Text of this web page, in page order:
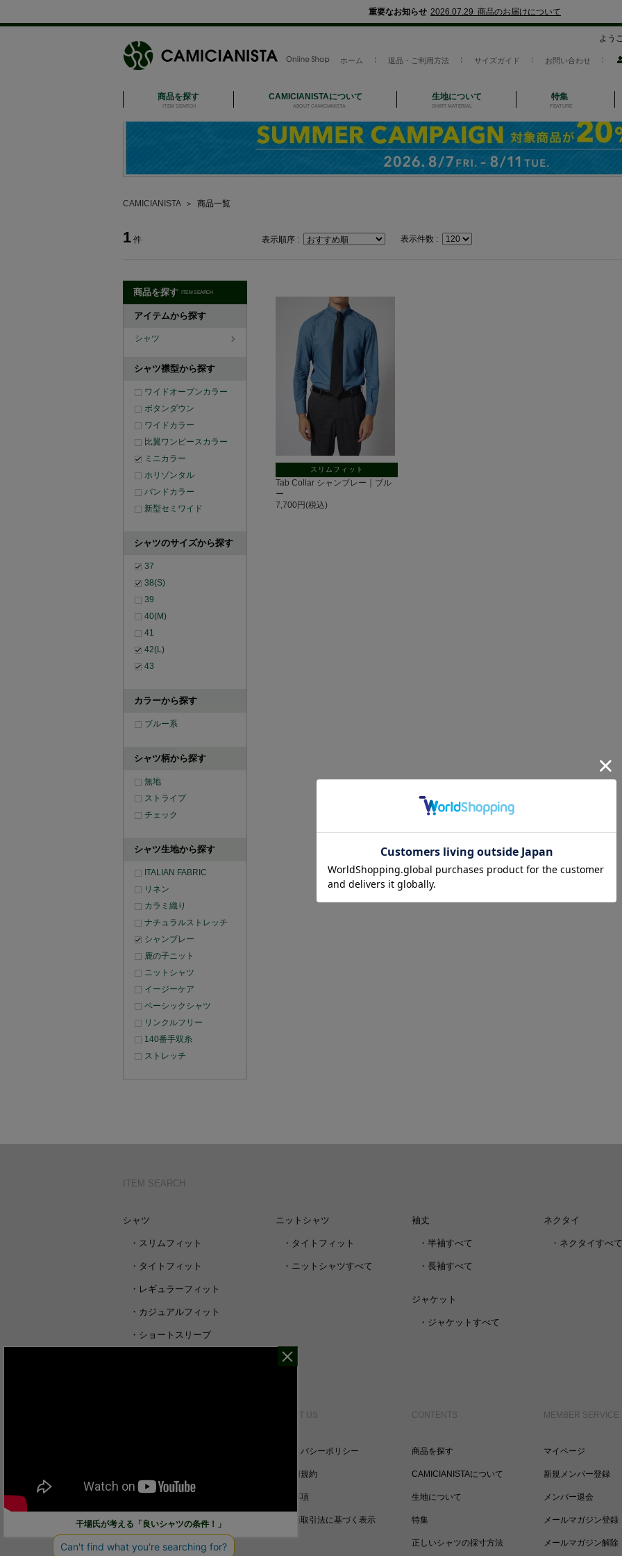
重要なお知らせ 2026.07.29 商品のお届けについて
よう
ホーム 返品・ご利用方法 サイズガイド お問い合わせ
商品を探す
ITEM SEARCH
CAMICIANISTAについて
ABOUT CAMICIANISTA
生地について
SHIRT MATERIAL
特集
FEATURE
CAMICIANISTA＞ 商品一覧
1 件 表示順序 : 表示件数 :
商品を探す ITEM SEARCH
アイテムから探す
シャツ
シャツ襟型から探す
ワイドオープンカラー
ボタンダウン
ワイドカラー
比翼ワンピースカラー
ミニカラー
ホリゾンタル
バンドカラー
新型セミワイド
シャツのサイズから探す
37
38(S)
39
40(M)
41
42(L)
43
カラーから探す
ブルー系
シャツ柄から探す
無地
ストライプ
チェック
シャツ生地から探す
ITALIAN FABRIC
リネン
カラミ織り
ナチュラルストレッチ
シャンブレー
鹿の子ニット
ニットシャツ
イージーケア
ベーシックシャツ
リンクルフリー
140番手双糸
ストレッチ
スリムフィット
Tab Collar シャンブレー｜ブル
ー
7,700円(税込)
ITEM SEARCH
シャツ
・ スリムフィット
・ タイトフィット
・ レギュラーフィット
・ カジュアルフィット
・ ショートスリーブ
ニットシャツ
・ タイトフィット
・ ニットシャツすべて
袖丈
・ 半袖すべて
・ 長袖すべて
ジャケット
・ ジャケットすべて
ネクタイ
・ ネクタイすべて
ご利用ガイド
お問い合わせ
ABOUT US
プライバシーポリシー
ご利用規約
免責事項
特定商取引法に基づく表示
CONTENTS
商品を探す
CAMICIANISTAについて
生地について
特集
正しいシャツの採寸方法
MEMBER SERVICE
マイページ
新規メンバー登録
メンバー退会
メールマガジン登録
メールマガジン解除
干場氏が考える「良いシャツの条件！」